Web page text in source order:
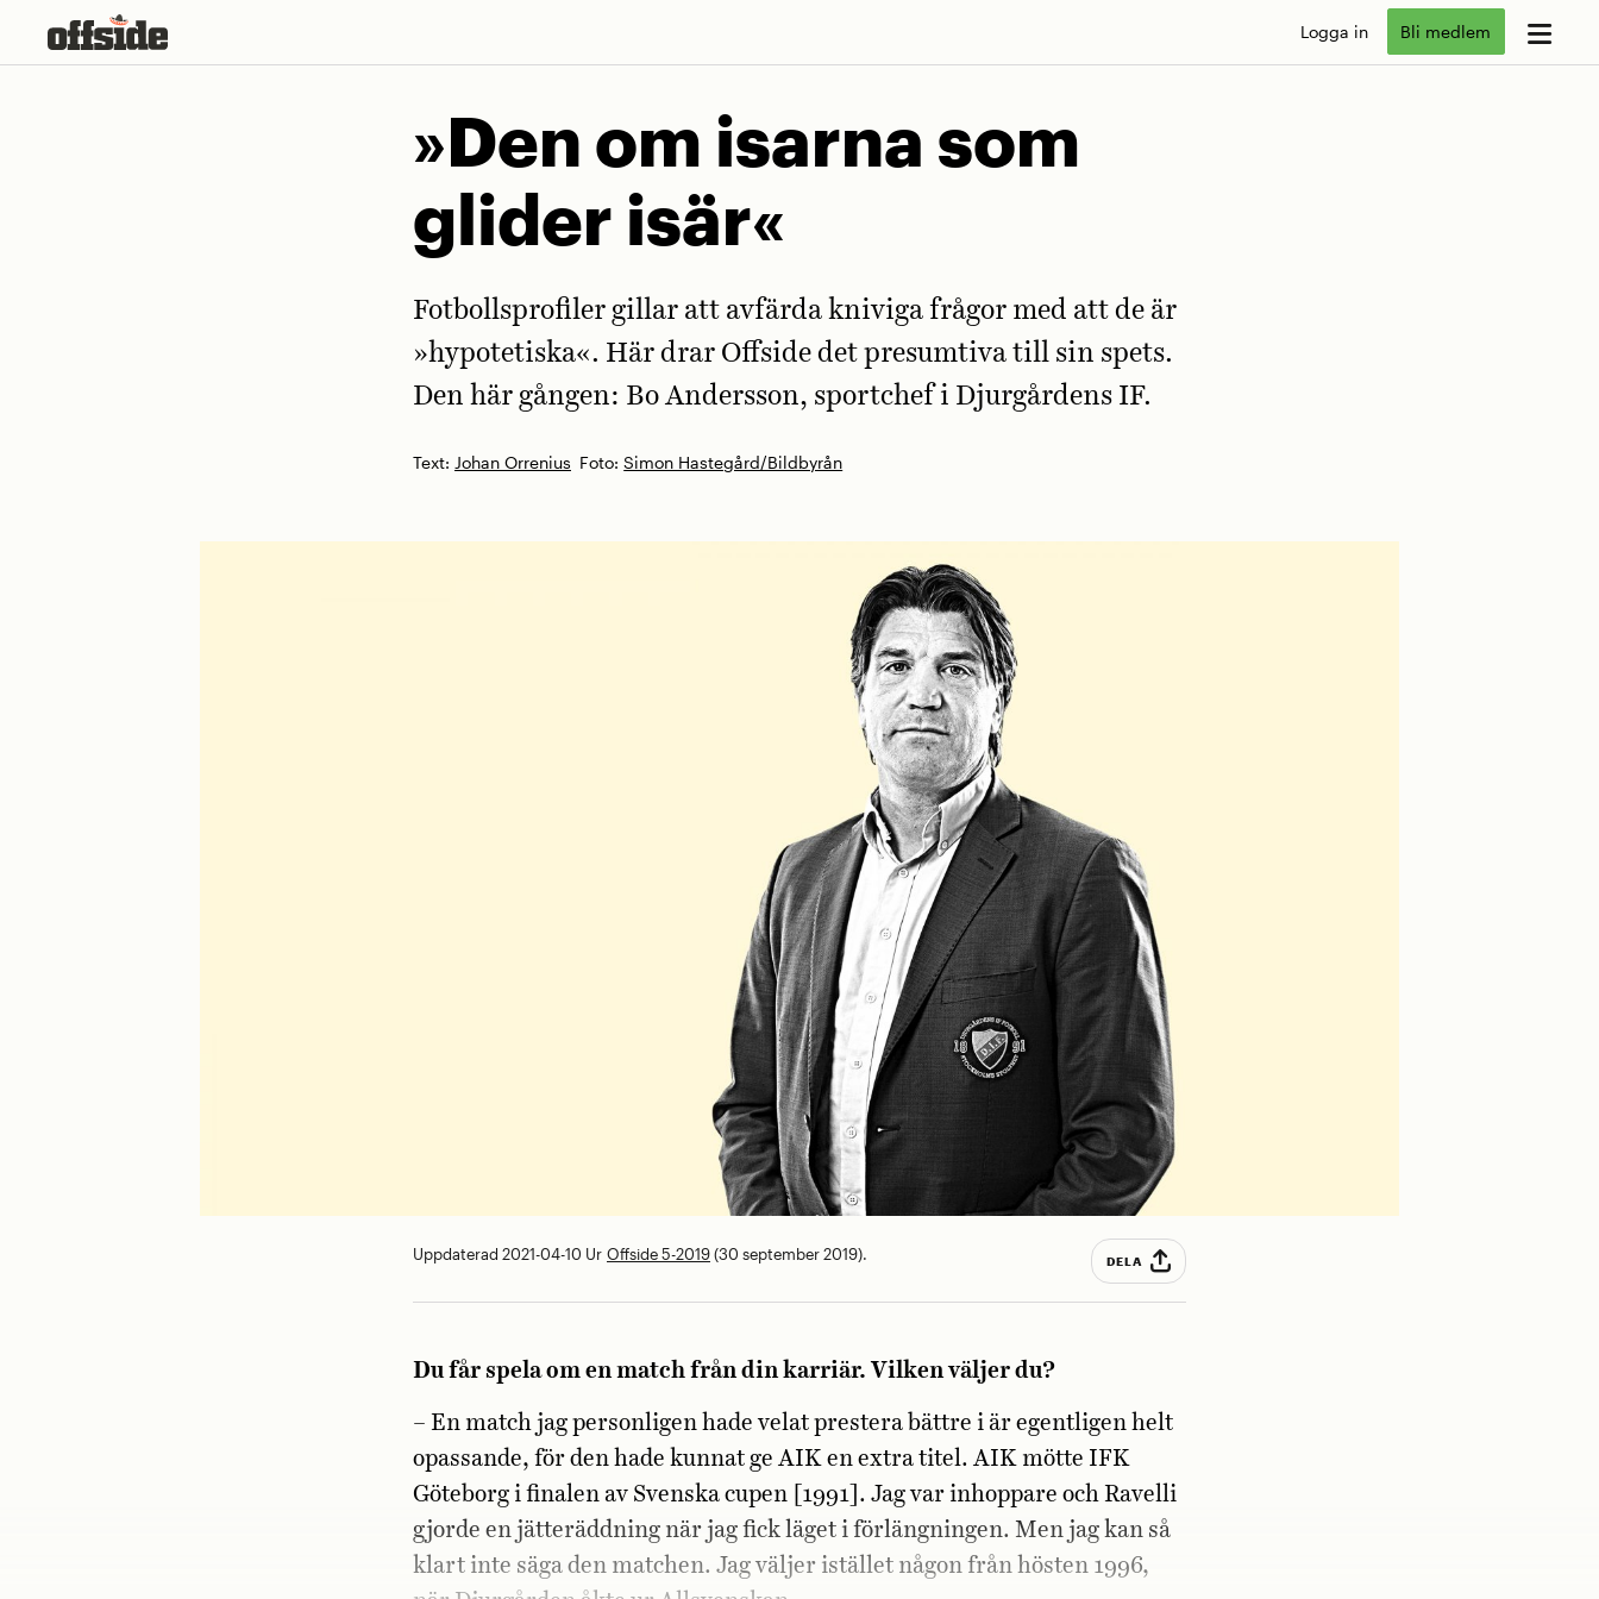
Logga in Bli medlem
»Den om isarna som
glider isär«
Text: Johan Orrenius Foto:Simon Hastegård/Bildbyrån
Fotbollsprofiler gillar att avfärda kniviga frågor med att de är
»hypotetiska«. Här drar ­Offside det presumtiva till sin spets.
Den här gången: Bo Andersson, sportchef i Djurgårdens IF.
Uppdaterad 2021-04-10 Ur Offside 5-2019(30 september 2019). DELA
Du får spela om en match från din karriär. Vilken väljer du?
– En match jag personligen hade velat prestera bättre i är egentligen helt
opassande, för den hade kunnat ge AIK en extra titel. AIK mötte IFK
Göteborg i finalen av Svenska cupen [1991]. Jag var inhoppare och Ravelli
gjorde en jätteräddning när jag fick läget i förlängningen. Men jag kan så
klart inte säga den matchen. Jag väljer istället någon från hösten 1996,